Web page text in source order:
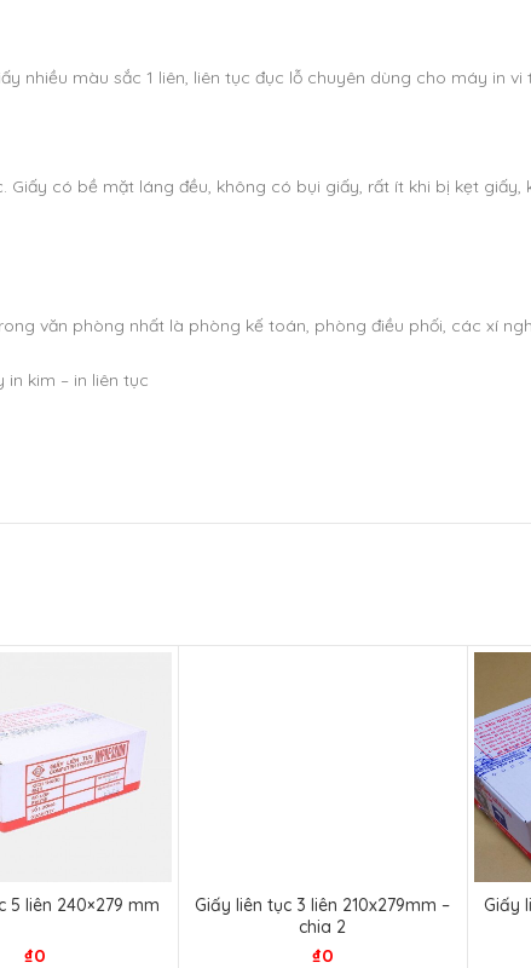
nhiều màu sắc 1 liên, liên tục đục lỗ chuyên dùng cho máy in vi
Giấy có bề mặt láng đều, không có bụi giấy, rất ít khi bị kẹt
văn phòng nhất là phòng kế toán, phòng điều phối, các xí
kim – in liên tục
5 liên 240×279 mm
₫0
Giấy liên tục 3 liên 210x279mm –
chia 2
₫0
Giấy